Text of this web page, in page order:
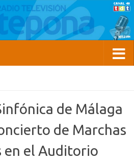
de Málaga
de Marchas
en el Auditorio